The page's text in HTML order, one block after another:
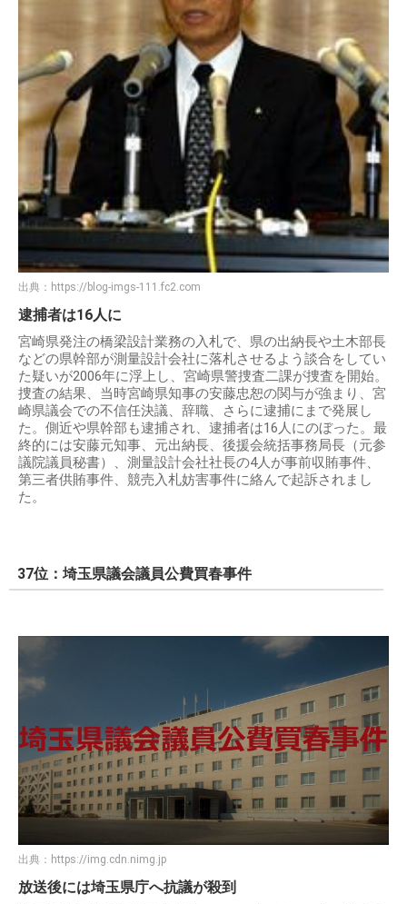
出典： https://blog-imgs-111.fc2.com
逮捕者は16人に
宮崎県発注の橋梁設計業務の入札で、県の出納長や土木部長
などの県幹部が測量設計会社に落札させるよう談合をしてい
た疑いが2006年に浮上し、宮崎県警捜査二課が捜査を開始。
捜査の結果、当時宮崎県知事の安藤忠恕の関与が強まり、宮
崎県議会での不信任決議、辞職、さらに逮捕にまで発展し
た。側近や県幹部も逮捕され、逮捕者は16人にのぼった。最
終的には安藤元知事、元出納長、後援会統括事務局長（元参
議院議員秘書）、測量設計会社社長の4人が事前収賄事件、
第三者供賄事件、競売入札妨害事件に絡んで起訴されまし
た。
37位：埼玉県議会議員公費買春事件
出典： https://img.cdn.nimg.jp
放送後には埼玉県庁へ抗議が殺到